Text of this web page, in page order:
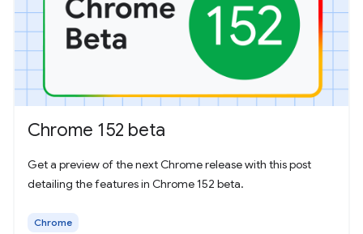
Chrome 152 beta
Get a preview of the next Chrome release with this post
detailing the features in Chrome 152 beta.
Chrome